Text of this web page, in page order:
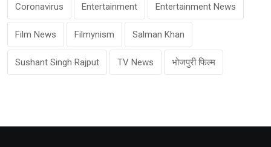
Coronavirus Entertainment Entertainment News
Film News Filmynism Salman Khan
Sushant Singh Rajput TV News भोजपुरी फिल्म